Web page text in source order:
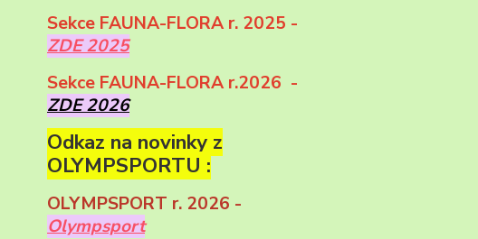
Sekce FAUNA-FLORA r. 2025 -
ZDE 2025
Sekce FAUNA-FLORA r.2026 -
ZDE 2026
Odkaz na novinky z
OLYMPSPORTU :
OLYMPSPORT r. 2026 -
Olympsport